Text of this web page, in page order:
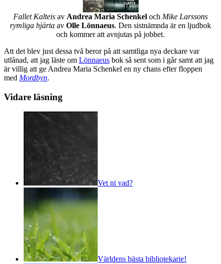
Fallet Kalteis av Andrea Maria Schenkel och Mike Larssons
rymliga hjärta av Olle Lönnaeus. Den sistnämnda är en ljudbok
och kommer att avnjutas på jobbet.
Att det blev just dessa två beror på att samtliga nya deckare var
utlånad, att jag läste om Lönnaeus bok så sent som i går samt att jag
är villig att ge Andrea Maria Schenkel en ny chans efter floppen
med Mordbyn.
Vidare läsning
Vet ni vad?
Världens bästa bibliotekarie!